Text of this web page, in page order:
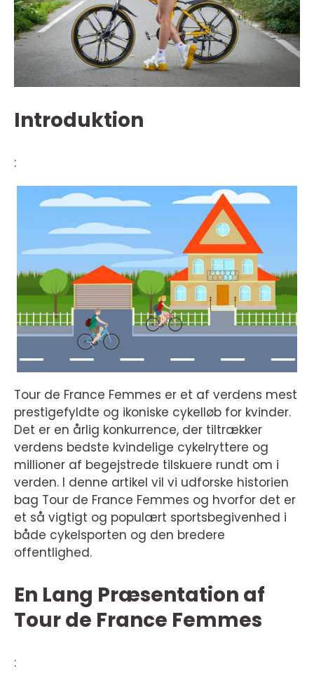
Introduktion
:
Tour de France Femmes er et af verdens mest
prestigefyldte og ikoniske cykelløb for kvinder.
Det er en årlig konkurrence, der tiltrækker
verdens bedste kvindelige cykelryttere og
millioner af begejstrede tilskuere rundt om i
verden. I denne artikel vil vi udforske historien
bag Tour de France Femmes og hvorfor det er
et så vigtigt og populært sportsbegivenhed i
både cykelsporten og den bredere
offentlighed.
En Lang Præsentation af
Tour de France Femmes
: